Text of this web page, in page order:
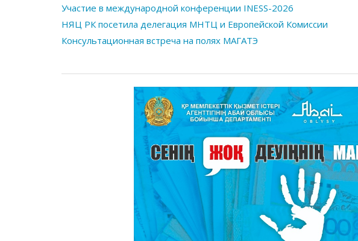
Участие в международной конференции INESS-2026
НЯЦ РК посетила делегация МНТЦ и Европейской Комиссии
Консультационная встреча на полях МАГАТЭ